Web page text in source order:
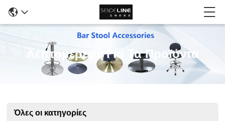
Λεπτομέρειες Για Τα Προϊόντα
Όλες οι κατηγορίες